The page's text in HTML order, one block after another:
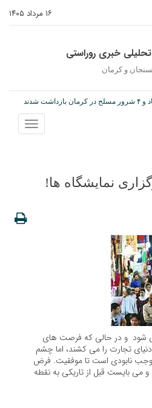
۱۶ مرداد ۱۴۰۵
خبری روراستی
و كرمان
نمایش
منو
نمایشگاه ها!
شود و در حالی که فرصت های
تجارت را می کشند، اما چشم
نابودی است تا موفقیت. فرض
می بایست قبل از تاریکی به نقطه